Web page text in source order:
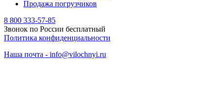
Продажа погрузчиков
8 800 333-57-85
Звонок по России бесплатный
Политика конфиденциальности
Наша почта - info@vilochnyi.ru